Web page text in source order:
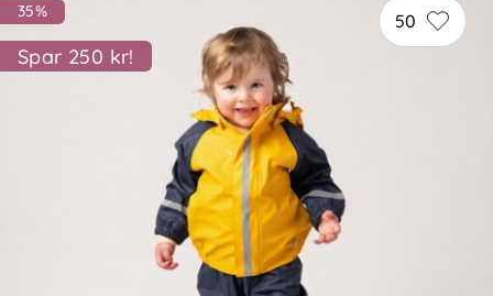
50
35%
Spar 250 kr!